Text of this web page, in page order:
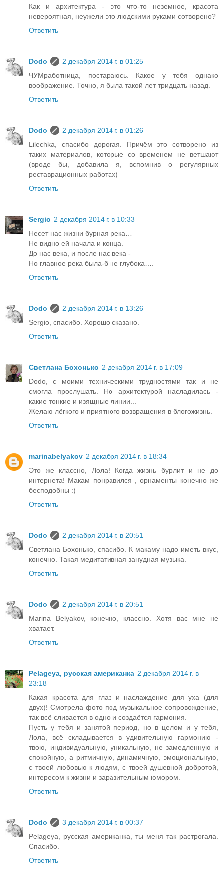
Как и архитектура - это что-то неземное, красота
невероятная, неужели это людскими руками сотворено?
Ответить
Dodo
2 декабря 2014 г. в 01:25
ЧУМработница, постараюсь. Какое у тебя однако
воображение. Точно, я была такой лет тридцать назад.
Ответить
Dodo
2 декабря 2014 г. в 01:26
Lilechka, спасибо дорогая. Причём это сотворено из
таких материалов, которые со временем не ветшают
(вроде бы, добавила я, вспомнив о регулярных
реставрационных работах)
Ответить
Sergio 2 декабря 2014 г. в 10:33
Несет нас жизни бурная река…
Не видно ей начала и конца.
До нас века, и после нас века -
Но главное река была-б не глубока….
Ответить
Dodo
2 декабря 2014 г. в 13:26
Sergio, спасибо. Хорошо сказано.
Ответить
Светлана Бохонько 2 декабря 2014 г. в 17:09
Dodo, с моими техническими трудностями так и не
смогла прослушать. Но архитектурой насладилась -
какие тонкие и изящные линии...
Желаю лёгкого и приятного возвращения в блогожизнь.
Ответить
marinabelyakov 2 декабря 2014 г. в 18:34
Это же классно, Лола! Когда жизнь бурлит и не до
интернета! Макам понравился , орнаменты конечно же
бесподобны :)
Ответить
Dodo
2 декабря 2014 г. в 20:51
Светлана Бохонько, спасибо. К макаму надо иметь вкус,
конечно. Такая медитативная занудная музыка.
Ответить
Dodo
2 декабря 2014 г. в 20:51
Marina Belyakov, конечно, классно. Хотя вас мне не
хватает.
Ответить
Pelageya, русская американка 2 декабря 2014 г. в
23:18
Какая красота для глаз и наслаждение для уха (для
двух)! Смотрела фото под музыкальное сопровождение,
так всё сливается в одно и создаётся гармония.
Пусть у тебя и занятой период, но в целом и у тебя,
Лола, всё складывается в удивительную гармонию -
твою, индивидуальную, уникальную, не замедленную и
спокойную, а ритмичную, динамичную, эмоциональную,
с твоей любовью к людям, с твоей душевной добротой,
интересом к жизни и заразительным юмором.
Ответить
Dodo
3 декабря 2014 г. в 00:37
Pelageya, русская американка, ты меня так растрогала.
Спасибо.
Ответить